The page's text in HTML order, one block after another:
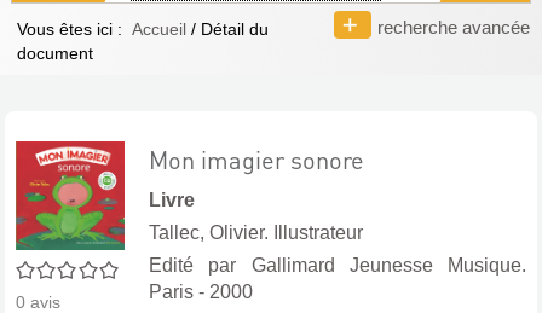
recherche avancée
Vous êtes ici : Accueil / Détail du
document
0/5
0 avis
Mon imagier sonore
Livre
Tallec, Olivier. Illustrateur
Edité par Gallimard Jeunesse Musique.
Paris - 2000